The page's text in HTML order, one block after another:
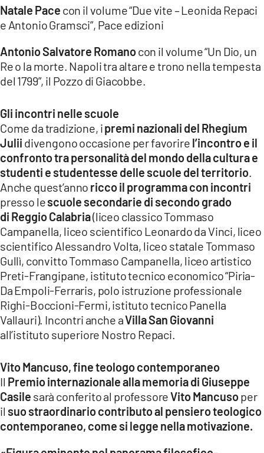
Natale Pace con il volume “Due vite – Leonida Repaci
e Antonio Gramsci”, Pace edizioni
Antonio Salvatore Romanocon il volume “Un Dio, un
Re o la morte. Napoli tra altare e trono nella tempesta
del 1799”, il Pozzo di Giacobbe.
Gli incontri nelle scuole
Come da tradizione, ipremi nazionali del Rhegium
Julii divengono occasione per favorire l’incontro e il
confronto tra personalità del mondo della cultura e
studenti e studentesse delle scuole del territorio
Anche quest’anno ricco il programma con incontri
presso lescuole secondarie di secondo grado
di Reggio Calabria(liceo classico Tommaso
Campanella, liceo scientifico Leonardo da Vinci, liceo
scientifico Alessandro Volta, liceo statale Tommaso
Gullì, convitto Tommaso Campanella, liceo artistico
Preti-Frangipane, istituto tecnico economico “Piria-
Da Empoli-Ferraris, polo istruzione professionale
Righi-Boccioni-Fermi, istituto tecnico Panella
Vallauri). Incontri anche aVilla San Giovanni
all’istituto superiore Nostro Repaci.
Vito Mancuso, fine teologo contemporaneo
Il Premio internazionale alla memoria di Giuseppe
Casile sarà conferito al professoreVito Mancusoper
il suo straordinario contributo al pensiero teologico
contemporaneo, come si legge nella motivazione.